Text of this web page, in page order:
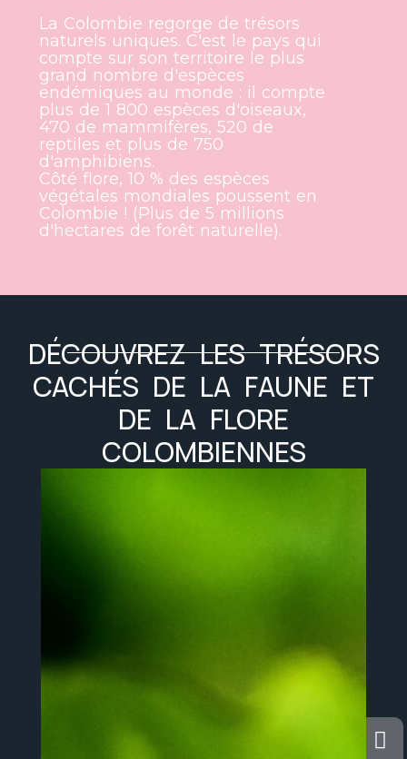
La Colombie regorge de trésors
naturels uniques. C'est le pays qui
compte sur son territoire le plus
grand nombre d'espèces
endémiques au monde : il compte
plus de 1 800 espèces d'oiseaux,
470 de mammifères, 520 de
reptiles et plus de 750
d'amphibiens.
Côté flore, 10 % des espèces
végétales mondiales poussent en
Colombie ! (Plus de 5 millions
d'hectares de forêt naturelle).
DÉCOUVREZ LES TRÉSORS
CACHÉS DE LA FAUNE ET
DE LA FLORE
COLOMBIENNES